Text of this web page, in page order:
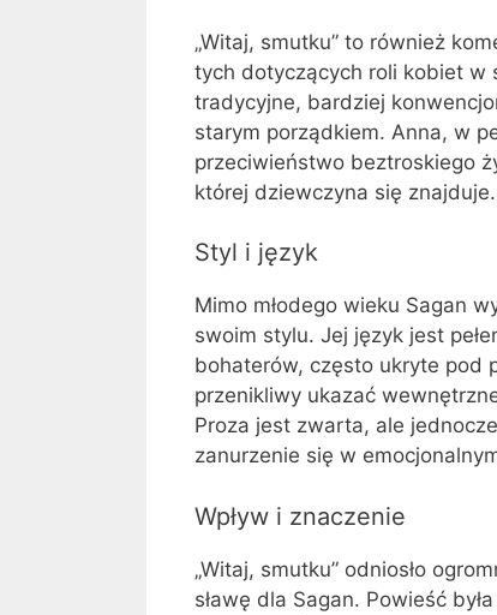
„Witaj, smutku” to również
tych dotyczących roli kobiet w
tradycyjne, bardziej
starym porządkiem. Anna, w
przeciwieństwo beztroskiego
której dziewczyna się znajduje.
Styl i język
Mimo młodego wieku Sagan
swoim stylu. Jej język jest
bohaterów, często ukryte pod
przenikliwy ukazać
Proza jest zwarta, ale
zanurzenie się w
Wpływ i znaczenie
„Witaj, smutku” odniosło
sławę dla Sagan. Powieść